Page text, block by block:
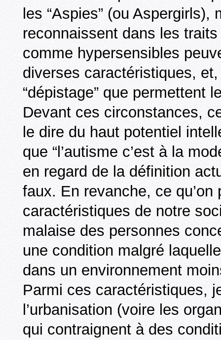
les “Aspies” (ou
reconnaissent dans les
comme hypersensibles
diverses caractéristiques,
“dépistage” que permettent
Devant ces circonstances,
le dire du haut potentiel
que “l’autisme c’est à la
en regard de la définition
faux. En revanche, ce qu’on
caractéristiques de notre
malaise des personnes
une condition malgré
dans un environnement
Parmi ces caractéristiques,
l’urbanisation (voire les
qui contraignent à des